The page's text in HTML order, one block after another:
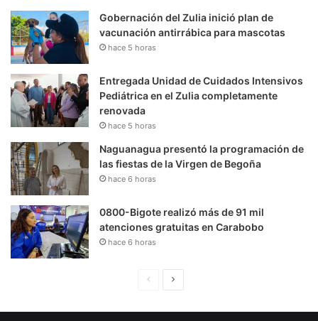
Gobernación del Zulia inició plan de
vacunación antirrábica para mascotas
hace 5 horas
Entregada Unidad de Cuidados Intensivos
Pediátrica en el Zulia completamente
renovada
hace 5 horas
Naguanagua presentó la programación de
las fiestas de la Virgen de Begoña
hace 6 horas
0800-Bigote realizó más de 91 mil
atenciones gratuitas en Carabobo
hace 6 horas